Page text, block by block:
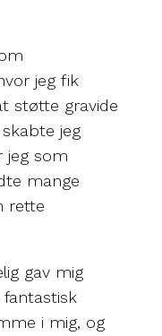
jeg fik
støtte gravide
jeg
jeg som
mange
rette
gav mig
i mig, og